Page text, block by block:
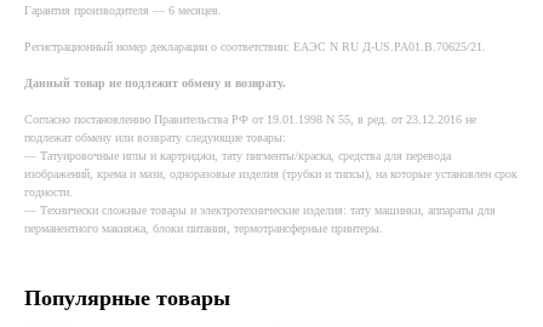
Гарантия производителя — 6 месяцев.
Регистрационный номер декларации о соответствии: ЕАЭС N RU Д-US.РА01.В.70625/21.
Данный товар не подлежит обмену и возврату.
Согласно постановлению Правительства РФ от 19.01.1998 N 55, в ред. от 23.12.2016 не
подлежат обмену или возврату следующие товары:
— Татуировочные иглы и картриджи, тату пигменты/краска, средства для перевода
изображений, крема и мази, одноразовые изделия (трубки и типсы), на которые установлен срок
годности.
— Технически сложные товары и электротехнические изделия: тату машинки, аппараты для
перманентного макияжа, блоки питания, термотрансферные принтеры.
Популярные товары